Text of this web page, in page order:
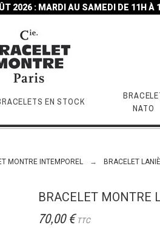
2026 : MARDI AU SAMEDI DE 11H À
EN STOCK
NATO
MONTRE INTEMPOREL BRACELET
BRACELET MONTRE
70,00 € TTC